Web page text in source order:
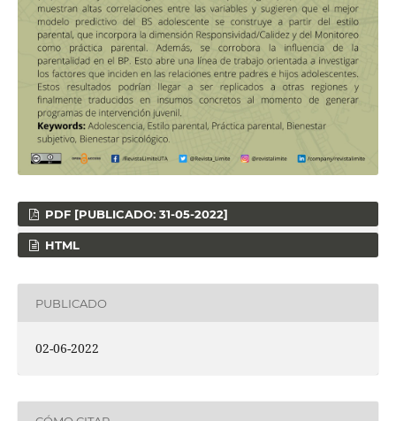
PDF [PUBLICADO: 31-05-2022]
HTML
PUBLICADO
02-06-2022